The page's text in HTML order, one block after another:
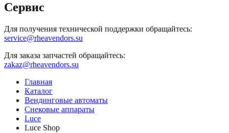
Сервис
Для получения технической поддержки обращайтесь:
service@rheavendors.su
Для заказа запчастей обращайтесь:
zakaz@rheavendors.su
Главная
Каталог
Вендинговые автоматы
Снековые аппараты
Luce
Luce Shop